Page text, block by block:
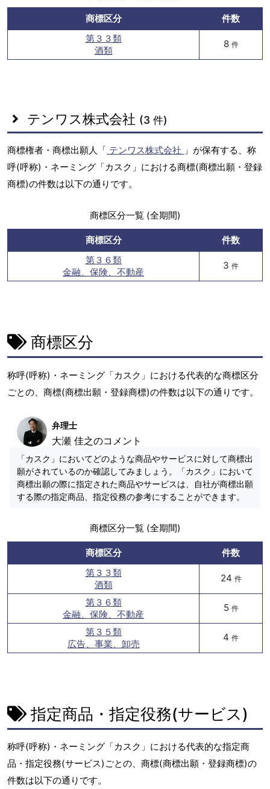
商標区分
件数
第３３類
酒類
8 件
テンワス株式会社 (3 件)
商標権者・商標出願人「 テンワス株式会社 」が保有する、称
呼(呼称)・ネーミング「カスク」における商標(商標出願・登録
商標)の件数は以下の通りです。
商標区分一覧 (全期間)
商標区分
件数
第３６類
金融、保険、不動産
3 件
商標区分
称呼(呼称)・ネーミング「カスク」における代表的な商標区分
ごとの、商標(商標出願・登録商標)の件数は以下の通りです。
弁理士
大瀬 佳之のコメント
「カスク」においてどのような商品やサービスに対して商標出
願がされているのか確認してみましょう。「カスク」において
商標出願の際に指定された商品やサービスは、自社が商標出願
する際の指定商品、指定役務の参考にすることができます。
商標区分一覧 (全期間)
商標区分
件数
第３３類
酒類
24 件
第３６類
金融、保険、不動産
5 件
第３５類
広告、事業、卸売
4 件
指定商品・指定役務(サービス)
称呼(呼称)・ネーミング「カスク」における代表的な指定商
品・指定役務(サービス)ごとの、商標(商標出願・登録商標)の
件数は以下の通りです。